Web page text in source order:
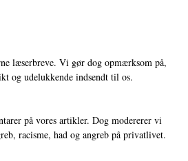
læserbreve. Vi gør dog opmærksom på,
og udelukkende indsendt til os.
på vores artikler. Dog modererer vi
racisme, had og angreb på privatlivet.